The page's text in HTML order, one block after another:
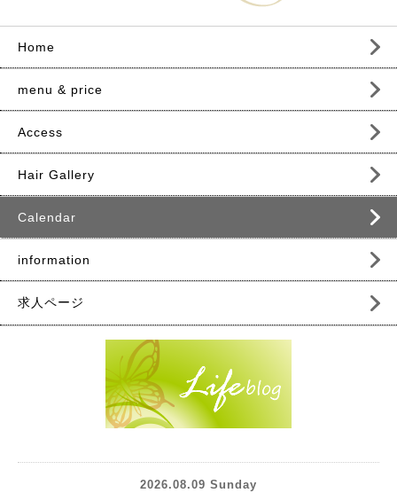
Home
menu & price
Access
Hair Gallery
Calendar
information
求人ページ
2026.08.09 Sunday